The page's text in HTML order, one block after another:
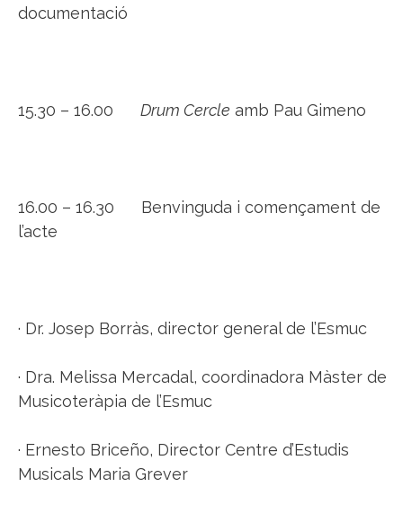
documentació
15.30 – 16.00 Drum Cercle amb Pau Gimeno
16.00 – 16.30 Benvinguda i començament de
l’acte
· Dr. Josep Borràs, director general de l’Esmuc
· Dra. Melissa Mercadal, coordinadora Màster de
Musicoteràpia de l’Esmuc
· Ernesto Briceño, Director Centre d’Estudis
Musicals Maria Grever